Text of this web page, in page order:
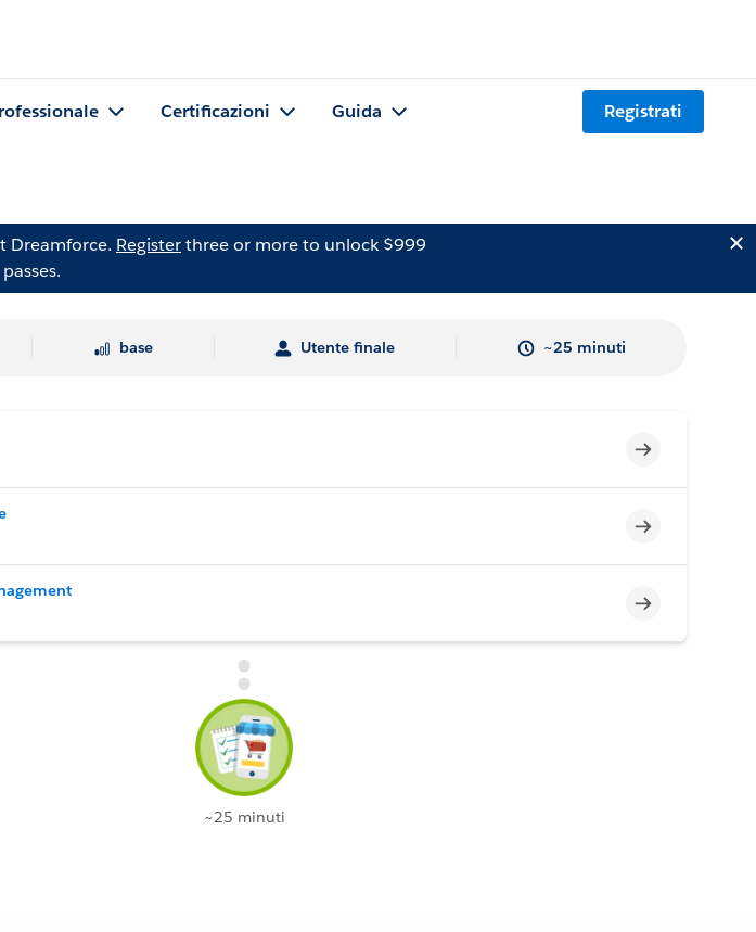
Certificazioni Guida Registrati
Dreamforce. Registerthree or more to unlock $999
passes.
base Utente finale ~25 minuti
Incompleto
Incompleto
Incompleto
~25 minuti